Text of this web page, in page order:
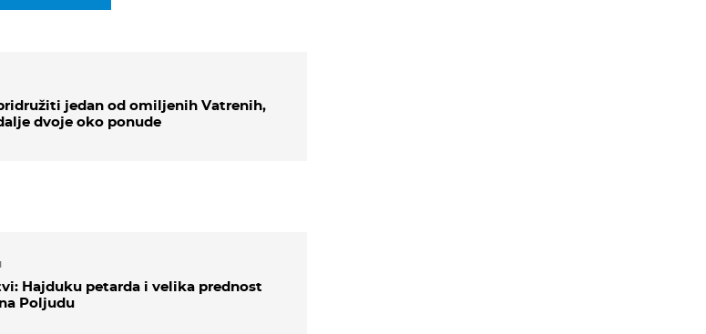
jedan od omiljenih Vatrenih,
dvoje oko ponude
Hajduku petarda i velika prednost
Poljudu